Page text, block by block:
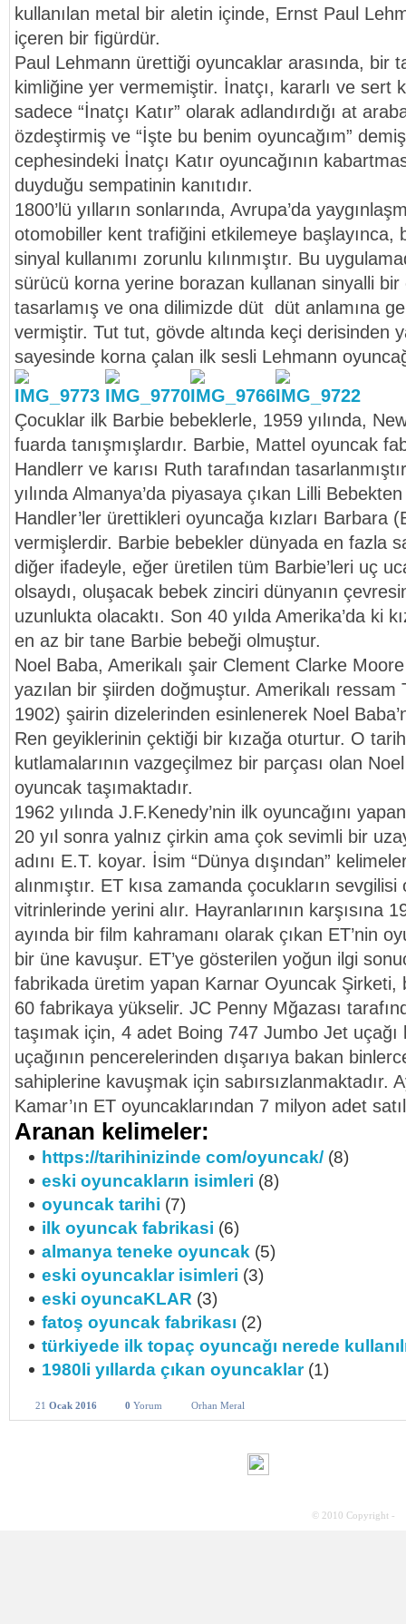
kullanılan metal bir aletin içinde, Ernst Paul
içeren bir figürdür.
Paul Lehmann ürettiği oyuncaklar arasında, bir
kimliğine yer vermemiştir. İnatçı, kararlı ve sert
sadece “İnatçı Katır” olarak adlandırdığı at
özdeştirmiş ve “İşte bu benim oyuncağım”
cephesindeki İnatçı Katır oyuncağının
duyduğu sempatinin kanıtıdır.
1800’lü yılların sonlarında, Avrupa’da
otomobiller kent trafiğini etkilemeye başlayınca,
sinyal kullanımı zorunlu kılınmıştır. Bu
sürücü korna yerine borazan kullanan sinyalli
tasarlamış ve ona dilimizde düt düt anlamına
vermiştir. Tut tut, gövde altında keçi derisinden
sayesinde korna çalan ilk sesli Lehmann
Çocuklar ilk Barbie bebeklerle, 1959 yılında,
fuarda tanışmışlardır. Barbie, Mattel oyuncak
Handlerr ve karısı Ruth tarafından
yılında Almanya’da piyasaya çıkan Lilli
Handler’ler ürettikleri oyuncağa kızları Barbara
vermişlerdir. Barbie bebekler dünyada en fazla
diğer ifadeyle, eğer üretilen tüm Barbie’leri uç
olsaydı, oluşacak bebek zinciri dünyanın
uzunlukta olacaktı. Son 40 yılda Amerika’da ki
en az bir tane Barbie bebeği olmuştur.
Noel Baba, Amerikalı şair Clement Clarke
yazılan bir şiirden doğmuştur. Amerikalı
1902) şairin dizelerinden esinlenerek Noel
Ren geyiklerinin çektiği bir kızağa oturtur. O
kutlamalarının vazgeçilmez bir parçası olan
oyuncak taşımaktadır.
1962 yılında J.F.Kenedy’nin ilk oyuncağını
20 yıl sonra yalnız çirkin ama çok sevimli bir
adını E.T. koyar. İsim “Dünya dışından”
alınmıştır. ET kısa zamanda çocukların
vitrinlerinde yerini alır. Hayranlarının karşısına
ayında bir film kahramanı olarak çıkan ET’nin
bir üne kavuşur. ET’ye gösterilen yoğun ilgi
fabrikada üretim yapan Karnar Oyuncak Şirketi,
60 fabrikaya yükselir. JC Penny Mğazası
taşımak için, 4 adet Boing 747 Jumbo Jet uçağı
uçağının pencerelerinden dışarıya bakan
sahiplerine kavuşmak için sabırsızlanmaktadır.
Kamar’ın ET oyuncaklarından 7 milyon adet
Aranan kelimeler:
https://tarihinizinde com/oyuncak/ (8)
eski oyuncakların isimleri (8)
oyuncak tarihi (7)
ilk oyuncak fabrikasi (6)
almanya teneke oyuncak (5)
eski oyuncaklar isimleri (3)
eski oyuncaKLAR (3)
fatoş oyuncak fabrikası (2)
türkiyede ilk topaç oyuncağı nerede
1980li yıllarda çıkan oyuncaklar(1)
21 Ocak 2016 0 Yorum Orhan Meral
© 2010 Copyright -